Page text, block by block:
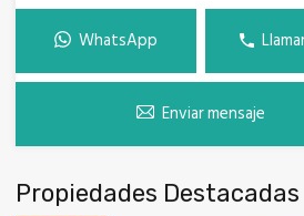
WhatsApp
Enviar mensaje
Propiedades Destacadas